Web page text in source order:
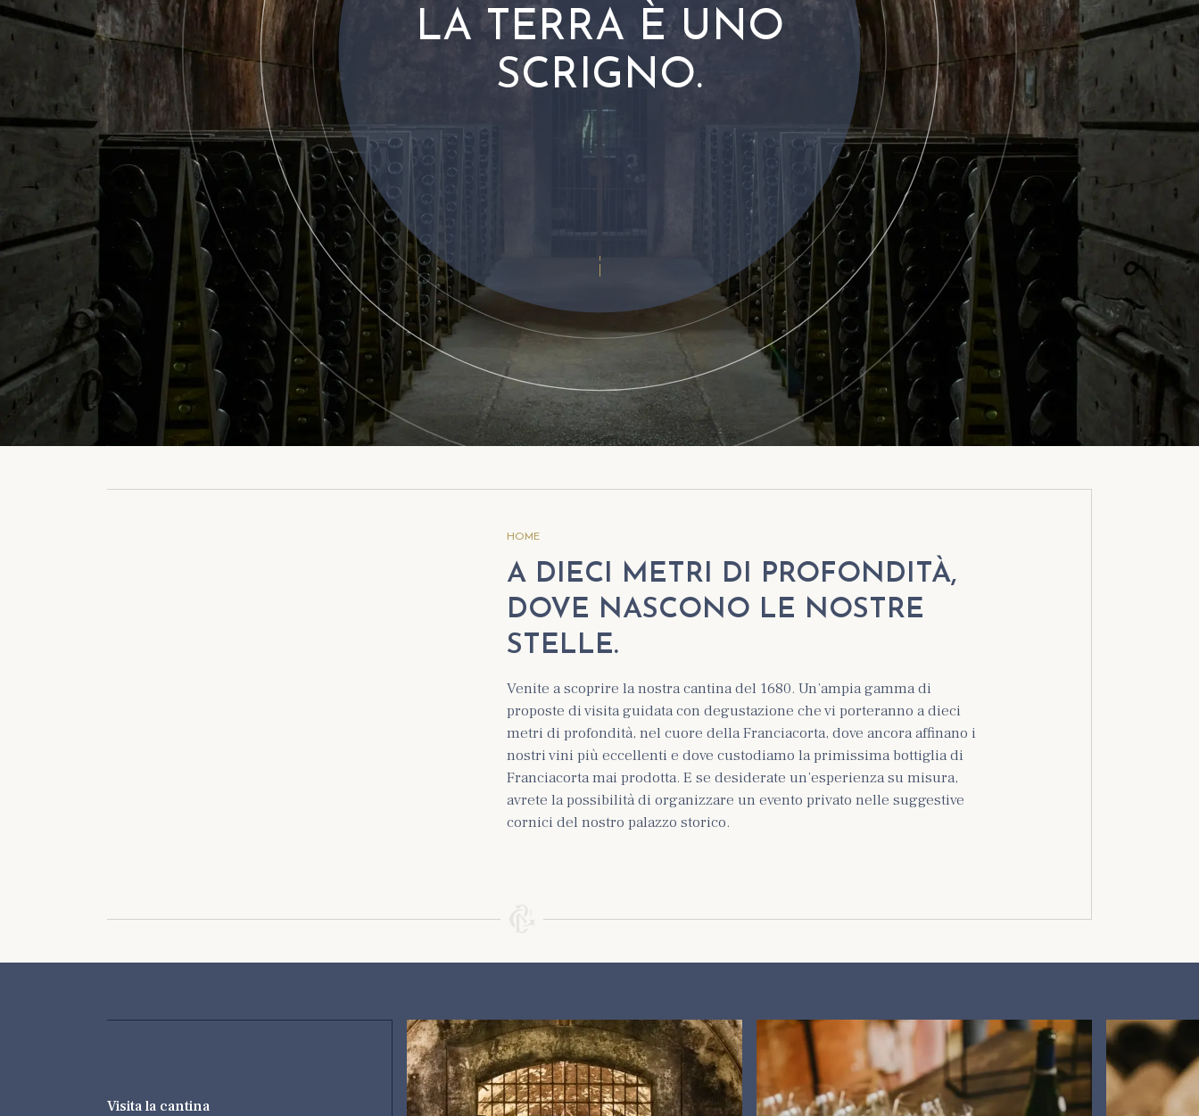
LA TERRA È UNO
SCRIGNO.
HOME
A DIECI METRI DI PROFONDITÀ,
DOVE NASCONO LE NOSTRE
STELLE.
Venite a scoprire la nostra cantina del 1680. Un’ampia gamma di
proposte di visita guidata con degustazione che vi porteranno a dieci
metri di profondità, nel cuore della Franciacorta, dove ancora affinano i
nostri vini più eccellenti e dove custodiamo la primissima bottiglia di
Franciacorta mai prodotta. E se desiderate un’esperienza su misura,
avrete la possibilità di organizzare un evento privato nelle suggestive
cornici del nostro palazzo storico.
Visita la cantina